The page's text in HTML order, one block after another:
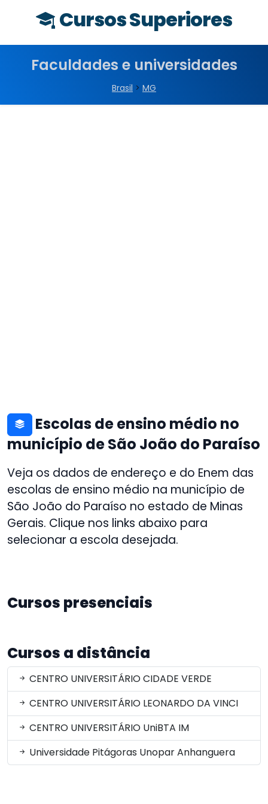
Cursos Superiores
Faculdades e universidades
Brasil > MG
Escolas de ensino médio no
município de São João do Paraíso
Veja os dados de endereço e do Enem das
escolas de ensino médio na município de
São João do Paraíso no estado de Minas
Gerais. Clique nos links abaixo para
selecionar a escola desejada.
Cursos presenciais
Cursos a distância
CENTRO UNIVERSITÁRIO CIDADE VERDE
CENTRO UNIVERSITÁRIO LEONARDO DA VINCI
CENTRO UNIVERSITÁRIO UniBTA IM
Universidade Pitágoras Unopar Anhanguera